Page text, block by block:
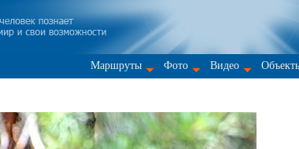
Маршруты Фото Видео